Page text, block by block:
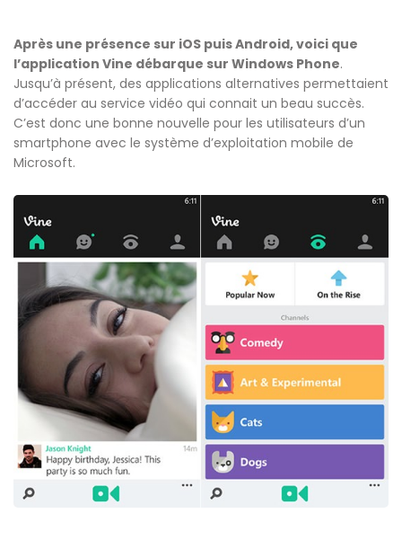
Après une présence sur iOS puis Android, voici que
l’application Vine débarque sur Windows Phone.
Jusqu’à présent, des applications alternatives permettaient
d’accéder au service vidéo qui connait un beau succès.
C’est donc une bonne nouvelle pour les utilisateurs d’un
smartphone avec le système d’exploitation mobile de
Microsoft.